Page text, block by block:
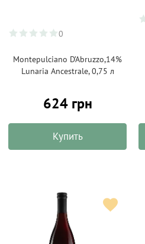
0
Montepulciano D’Abruzzo,14%
Lunaria Ancestrale, 0,75 л
624 грн
Купить